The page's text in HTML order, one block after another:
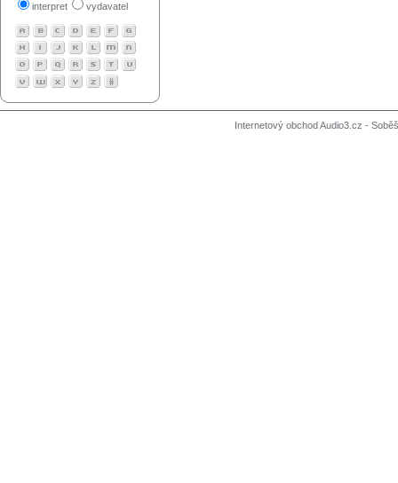
interpret vydavatel
Internetový obchod Audio3.cz -